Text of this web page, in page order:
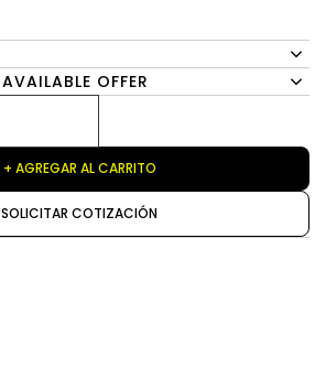
AVAILABLE OFFER
+ AGREGAR AL CARRITO
SOLICITAR COTIZACIÓN